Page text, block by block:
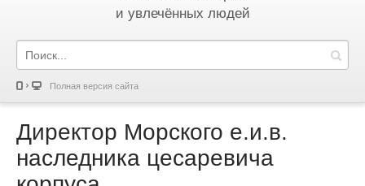
и увлечённых людей
Полная версия сайта
Директор Морского е.и.в.
наследника цесаревича